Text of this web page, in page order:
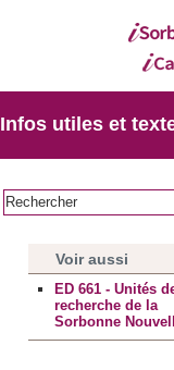
Infos utiles et
Voir aussi
ED 661 - Unités
recherche de la
Sorbonne